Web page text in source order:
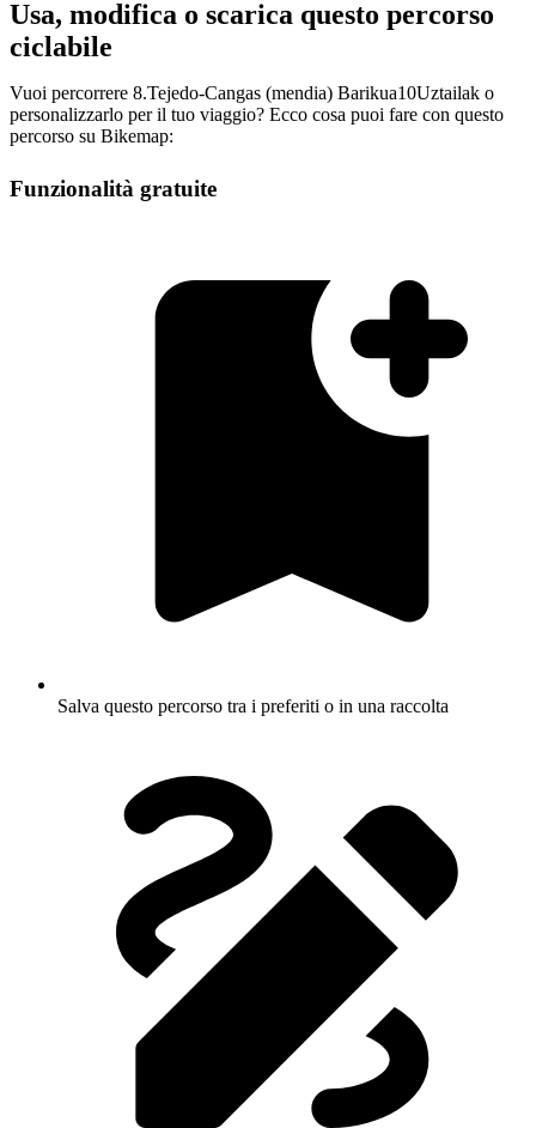
Usa, modifica o scarica questo percorso
ciclabile
Vuoi percorrere 8.Tejedo-Cangas (mendia) Barikua10Uztailak o
personalizzarlo per il tuo viaggio? Ecco cosa puoi fare con questo
percorso su Bikemap:
Funzionalità gratuite
Salva questo percorso tra i preferiti o in una raccolta